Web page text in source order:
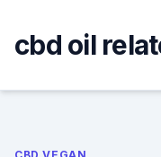
content
cbd oil